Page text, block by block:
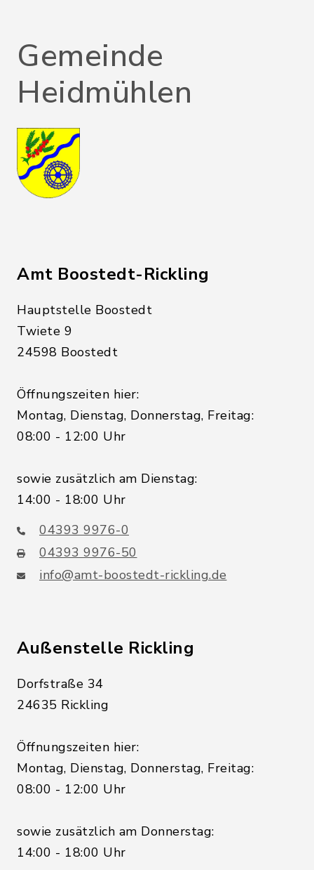
Gemeinde
Heidmühlen
Amt Boostedt-Rickling
Hauptstelle Boostedt
Twiete 9
24598 Boostedt
Öffnungszeiten hier:
Montag, Dienstag, Donnerstag, Freitag:
08:00 - 12:00 Uhr
sowie zusätzlich am Dienstag:
14:00 - 18:00 Uhr
04393 9976-0
04393 9976-50
info@amt-boostedt-rickling.de
Außenstelle Rickling
Dorfstraße 34
24635 Rickling
Öffnungszeiten hier:
Montag, Dienstag, Donnerstag, Freitag:
08:00 - 12:00 Uhr
sowie zusätzlich am Donnerstag:
14:00 - 18:00 Uhr